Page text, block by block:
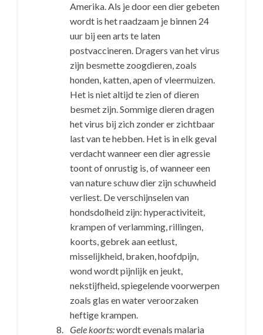
Amerika. Als je door een dier gebeten
wordt is het raadzaam je binnen 24
uur bij een arts te laten
postvaccineren. Dragers van het virus
zijn besmette zoogdieren, zoals
honden, katten, apen of vleermuizen.
Het is niet altijd te zien of dieren
besmet zijn. Sommige dieren dragen
het virus bij zich zonder er zichtbaar
last van te hebben. Het is in elk geval
verdacht wanneer een dier agressie
toont of onrustig is, of wanneer een
van nature schuw dier zijn schuwheid
verliest. De verschijnselen van
hondsdolheid zijn: hyperactiviteit,
krampen of verlamming, rillingen,
koorts, gebrek aan eetlust,
misselijkheid, braken, hoofdpijn,
wond wordt pijnlijk en jeukt,
nekstijfheid, spiegelende voorwerpen
zoals glas en water veroorzaken
heftige krampen.
Gele koorts:wordt evenals malaria